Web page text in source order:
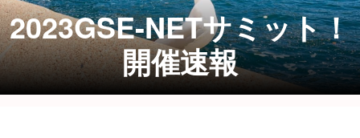
2023GSE-NETサミット！
開催速報